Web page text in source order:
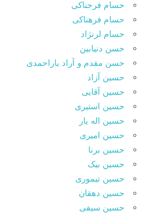
حسام فرحناکی
حسام فرهناکی
حسام لرنژاد
حسن دنیابین
حسن مقدم و آراد یاراحمدی
حسین آزاد
حسین آقایی
حسین استیری
حسین اله یار
حسین امیری
حسین برنا
حسین بیک
حسین تیموری
حسین دهقان
حسین سیفی